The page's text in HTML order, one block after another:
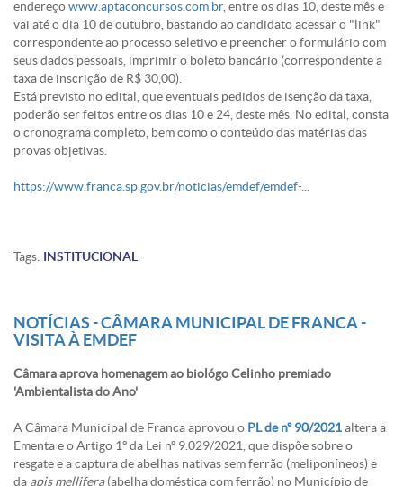
endereçowww.aptaconcursos.com.br, entre os dias 10, deste mês e
vai até o dia 10 de outubro , bastando ao candidato acessar o "link"
correspondente ao processo seletivo e preencher o formulário com
seus dados pessoais, imprimir o boleto bancário (correspondente a
taxa de inscrição de R$ 30,00).
Está previsto no edital, que eventuais pedidos de isenção da taxa,
poderão ser feitos entre os dias 10 e 24, deste mês. No edital, consta
o cronograma completo, bem como o conteúdo das matérias das
provas objetivas.
https://www.franca.sp.gov.br/noticias/emdef/emdef-...
Tags: INSTITUCIONAL
NOTÍCIAS - CÂMARA MUNICIPAL DE FRANCA -
VISITA À EMDEF
Câmara aprova homenagem ao biológo Celinho premiado
'Ambientalista do Ano'
A Câmara Municipal de Franca aprovou o PL de nº 90/2021altera a
Ementa e o Artigo 1º da Lei nº 9.029/2021, que dispõe sobre o
resgate e a captura de abelhas nativas sem ferrão (meliponíneos) e
da apis mellifera(abelha doméstica com ferrão) no Município de